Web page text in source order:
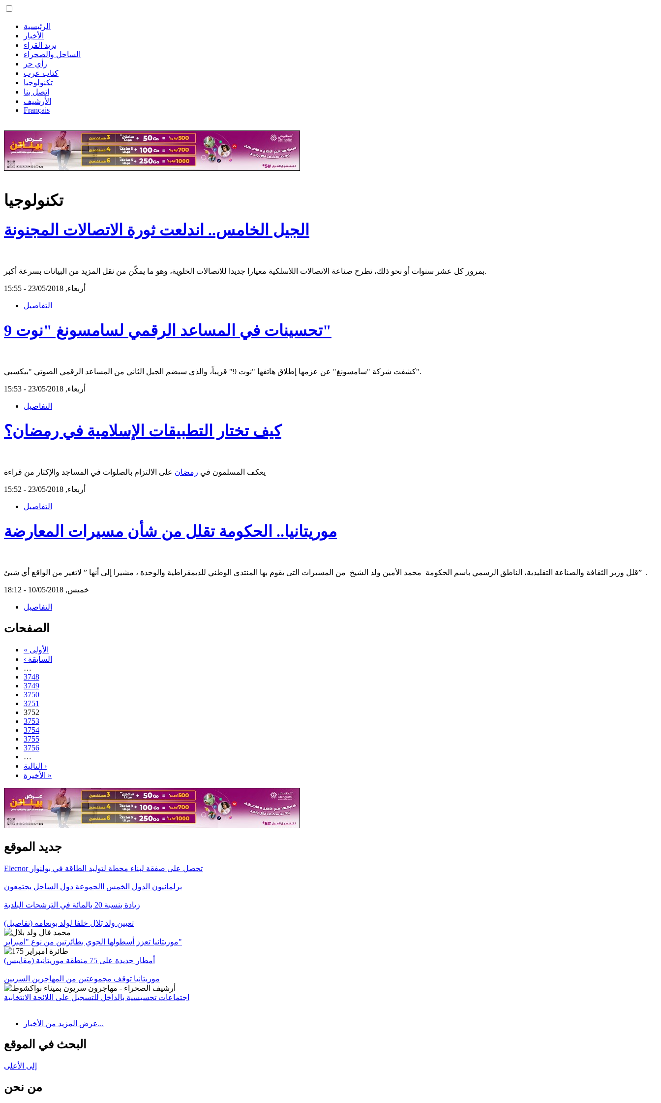
الرئيسية
الأخبار
بريد القراء
الساحل والصحراء
رأي حر
كتاب عرب
تكنولوجيا
اتصل بنا
الأرشيف
Français
تكنولوجيا
الجيل الخامس.. اندلعت ثورة الاتصالات المجنونة
بمرور كل عشر سنوات أو نحو ذلك، تطرح صناعة الاتصالات اللاسلكية معيارا جديدا للاتصالات الخلوية، وهو ما يمكّن من نقل المزيد من البيانات بسرعة أكبر.
أربعاء, 23/05/2018 - 15:55
التفاصيل
تحسينات في المساعد الرقمي لسامسونغ "نوت 9"
كشفت شركة "سامسونغ" عن عزمها إطلاق هاتفها "نوت 9" قريباً، والذي سيضم الجيل الثاني من المساعد الرقمي الصوتي "بيكسبي".
أربعاء, 23/05/2018 - 15:53
التفاصيل
كيف تختار التطبيقات الإسلامية في رمضان؟
يعكف المسلمون في رمضان
أربعاء, 23/05/2018 - 15:52
التفاصيل
موريتانيا.. الحكومة تقلل من شأن مسيرات المعارضة
قلل وزير الثقافة والصناعة التقليدية، الناطق الرسمي باسم الحكومة محمد الأمين ولد الشيخ من المسيرات التى يقوم بها المنتدى الوطني للديمقراطية والوحدة ، مشيرا إلى أنها ” لاتغير من الواقع أي شيئ” .
خميس, 10/05/2018 - 18:12
التفاصيل
الصفحات
« الأولى
‹ السابقة
…
3748
3749
3750
3751
3752
3753
3754
3755
3756
…
التالية ›
الأخيرة »
جديد الموقع
Elecnor تحصل على صفقة لبناء محطة لتوليد الطاقة في بولنوار
برلمانيون الدول الخمس االجموعة دول الساحل يجتمعون
زيادة بنسبة 20 بالمائة في الترشحات البلدية
تعيين ولد بَلال خلفا لولد بونعامه (تفاصيل)
موريتانيا تعزز أسطولها الجوي بطائرتين من نوع "امبراير"
أمطار جديدة على 75 منطقة موريتانية (مقاييس)
موريتانيا توقف مجموعتين من المهاجرين السريين
اجتماعات تحسيسية بالداخل للتسجيل على اللائحة الانتخابية
عرض المزيد من الأخبار...
البحث في الموقع
إلى الأعلى
من نحن